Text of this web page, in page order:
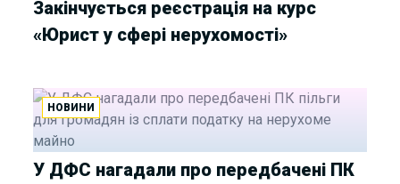
Закінчується реєстрація на курс
«Юрист у сфері нерухомості»
НОВИНИ
У ДФС нагадали про передбачені ПК